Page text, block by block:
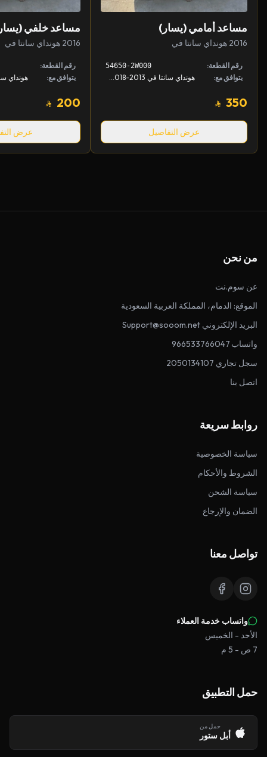
مساعد أمامي (يسار)
2016 هونداي سانتا في
رقم القطعة: 54650-2W000
يتوافق مع:
350
عرض التفاصيل
مساعد خلفي
2016 هونداي سانتا في
رقم القطعة:
يتوافق مع:
200
عرض
من نحن
عن سوم.نت
الموقع: الدمام، المملكة العربية السعودية
البريد الإلكتروني Support@sooom.net
واتساب 966533766047
سجل تجاري 2050134107
اتصل بنا
روابط سريعة
سياسة الخصوصية
الشروط والأحكام
سياسة الشحن
الضمان والإرجاع
تواصل معنا
واتساب خدمة العملاء
الأحد - الخميس
7 ص - 5 م
حمل التطبيق
حمل من
أبل ستور